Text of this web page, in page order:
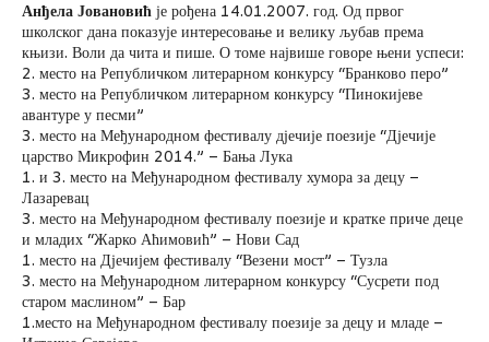
Анђела Јовановић је рођена 14.01.2007. год. Од првог
школског дана показује интересовање и велику љубав према
књизи. Воли да чита и пише. О томе највише говоре њени успеси:
2. место на Републичком литерарном конкурсу “Бранково перо”
3. место на Републичком литерарном конкурсу “Пинокијеве
авантуре у песми”
3. место на Међународном фестивалу дјечије поезије “Дјечије
царство Микрофин 2014.” – Бања Лука
1. и 3. место на Међународном фестивалу хумора за децу –
Лазаревац
3. место на Међународном фестивалу поезије и кратке приче деце
и младих “Жарко Аћимовић” – Нови Сад
1. место на Дјечијем фестивалу “Везени мост” – Тузла
3. место на Међународном литерарном конкурсу “Сусрети под
старом маслином” – Бар
1.место на Међународном фестивалу поезије за децу и младе –